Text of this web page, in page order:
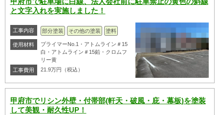
と文字入れを実施しました！
工事内容 部分塗装 その他の塗装 塗料
使用材料
プライマーNo.1・アトムライン＃15
白・アトムライン＃15鉛・クロムフ
リー黄
工事費用
21.9万円（税込）
甲府市でリシン外壁・付帯部(軒天・破風・庇・幕板)を塗装
して美観・耐久性UP！